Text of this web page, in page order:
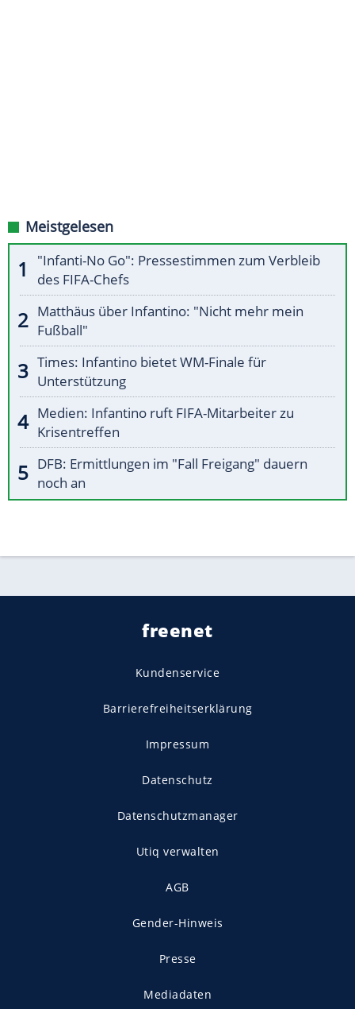
Meistgelesen
"Infanti-No Go": Pressestimmen zum Verbleib
des FIFA-Chefs
Matthäus über Infantino: "Nicht mehr mein
Fußball"
Times: Infantino bietet WM-Finale für
Unterstützung
Medien: Infantino ruft FIFA-Mitarbeiter zu
Krisentreffen
DFB: Ermittlungen im "Fall Freigang" dauern
noch an
freenet
Kundenservice
Barrierefreiheitserklärung
Impressum
Datenschutz
Datenschutzmanager
Utiq verwalten
AGB
Gender-Hinweis
Presse
Mediadaten